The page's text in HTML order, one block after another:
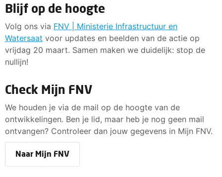
Blijf op de hoogte
Volg ons via FNV | Ministerie Infrastructuur en
Watersaat voor updates en beelden van de actie op
vrijdag 20 maart. Samen maken we duidelijk: stop de
nullijn!
Check Mijn FNV
We houden je via de mail op de hoogte van de
ontwikkelingen. Ben je lid, maar heb je nog geen mail
ontvangen? Controleer dan jouw gegevens in Mijn FNV.
Naar Mijn FNV